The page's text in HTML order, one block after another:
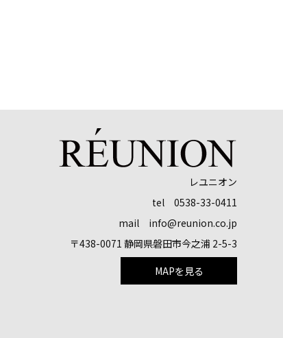
レユニオン
tel 0538-33-0411
mail info@reunion.co.jp
〒438-0071 静岡県磐田市今之浦 2-5-3
MAPを見る